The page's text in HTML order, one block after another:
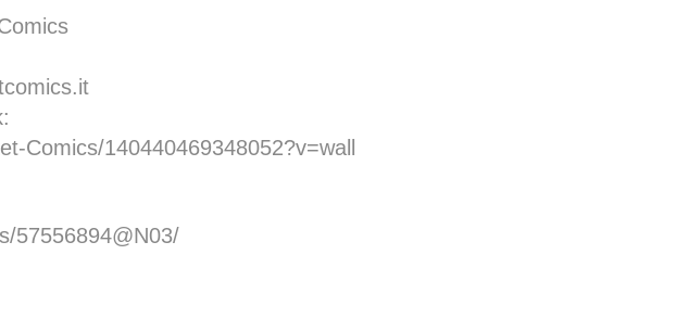
Comics/140440469348052?v=wall
57556894@N03/